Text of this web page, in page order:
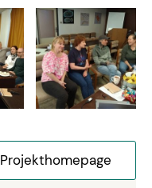
Projekthomepage